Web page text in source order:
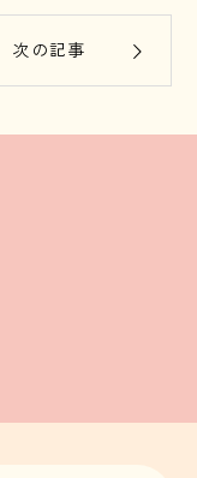
次の記事